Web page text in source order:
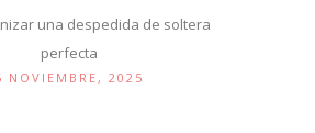
una despedida de soltera
perfecta
NOVIEMBRE, 2025